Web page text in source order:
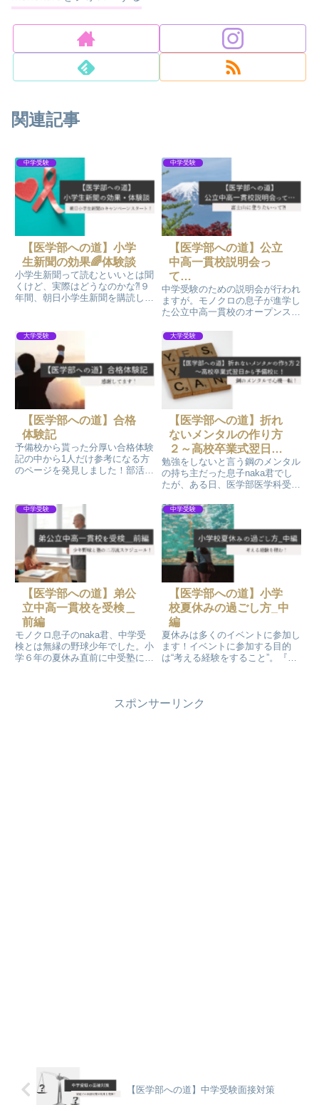
関連記事
中学受験
【医学部への道】小学
生新聞の効果🌈体験談
小学生新聞って読むといいとは聞
くけど、実際はどうなのかな⁈９
年間、朝日小学生新聞を購読した
聞の効果のお話しですが、費用対
効果も大満足ですので、一度購読
お薦めします(^^)
中学受験
【医学部への道】公立
中高一貫校説明会っ
て…
中学受験のための説明会が行われ
ますが。モノクロの息子が進学し
た公立中高一貫校のオープンスク
ずに、親のモノクロのみが参加し
ました^^;そこで頂いたパンフレ
ットを見て息子が受検を決めまし
た。ダメもとで行って良かったお
話しです！
大学受験
【医学部への道】合格
体験記
予備校から貰った分厚い合格体験
記の中から1人だけ参考になる方
のページを発見しました！部活に
ストイットを貼って保存です
(^^; 息子が浪人中は、何回も読
み返しました～
大学受験
【医学部への道】折れ
ないメンタルの作り方
２～高校卒業式翌日か
ら予備校に！
勉強をしないと言う鋼のメンタル
の持ち主だった息子naka君でし
たが、ある日、医学部医学科受験
目指して、その鋼のメンタルで全
てのことに立ち向かい出します。
高校卒業式の翌日から予備校の自
習室に通い出しました！
中学受験
【医学部への道】弟公
立中高一貫校を受検＿
前編
モノクロ息子のnaka君、中学受
検とは無縁の野球少年でした。小
学６年の夏休み直前に中受塾に行
高一貫校受検を決める前のお話し
中学受験
【医学部への道】小学
校夏休みの過ごし方_中
編
夏休みは多くのイベントに参加し
ます！イベントに参加する目的
は“考える経験をすること”。『ベ
夏休みに考える経験を積みます。
スポンサーリンク
【医学部への道】中学受験面接対策